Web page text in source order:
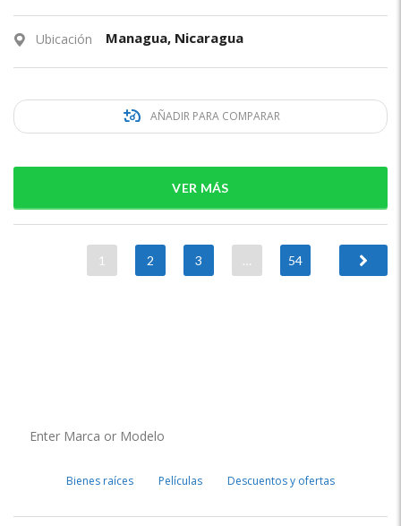
Ubicación Managua, Nicaragua
AÑADIR PARA COMPARAR
VER MÁS
1 2 3 … 54
Bienes raíces Películas Descuentos y ofertas